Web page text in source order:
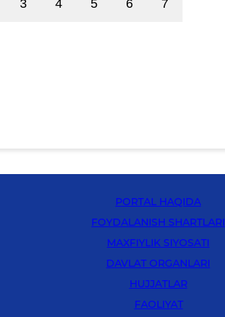
3 4 5 6 7
PORTAL HAQIDA
FOYDALANISH SHARTLARI
MAXFIYLIK SIYOSATI
DAVLAT ORGANLARI
HUJJATLAR
FAOLIYAT